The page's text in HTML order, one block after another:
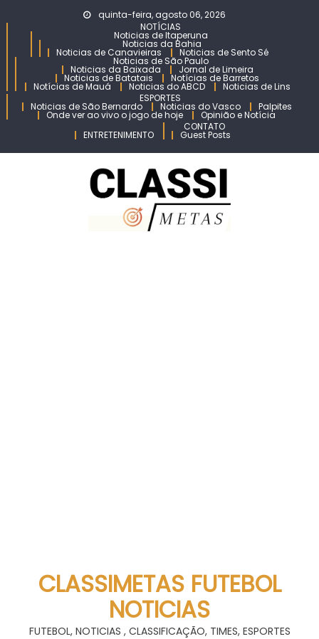
to
content
quinta-feira, agosto 06, 2026
NOTÍCIAS
Noticias de Itaperuna
Noticias da Bahia
Noticias de Canavieiras Noticias de Sento Sé
Noticias de São Paulo
Noticias da Baixada Jornal de Limeira
Noticias de Batatais Notícias de Barretos
Notícias de Mauá Noticias do ABCD
Noticias de Lins
ESPORTES
Noticias de São Bernardo Noticias do Vasco Palpites
Onde ver ao vivo o jogo de hoje
Opinião e Notícia
ENTRETENIMENTO
CONTATO
Guest Posts
CLASSIMETAS FUTEBOL
NOTICIAS
FUTEBOL, NOTICIAS , CLASSIFICAÇÃO, TIMES, ESPORTES